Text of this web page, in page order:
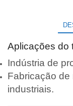
Aplicações do
Indústria de
Fabricação
industriais.